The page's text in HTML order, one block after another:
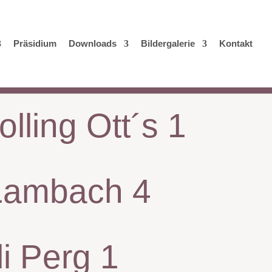
Präsidium Downloads Bildergalerie Kontakt
Ott´s 1
4
Perg 1